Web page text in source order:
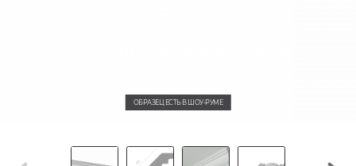
ОБРАЗЕЦ ЕСТЬ В ШОУ-РУМЕ